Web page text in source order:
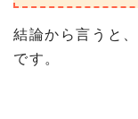
結論から言うと、
です。